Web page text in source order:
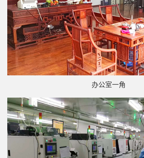
办公室一角